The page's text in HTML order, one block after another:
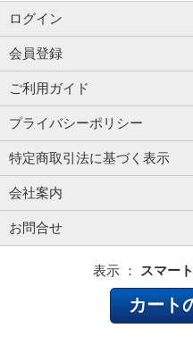
ログイン
会員登録
ご利用ガイド
プライバシーポリシー
特定商取引法に基づく表示
会社案内
お問合せ
表示 ： スマー
カート